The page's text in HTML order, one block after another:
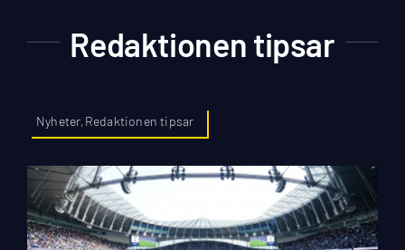
Redaktionen tipsar
Nyheter,Redaktionen tipsar